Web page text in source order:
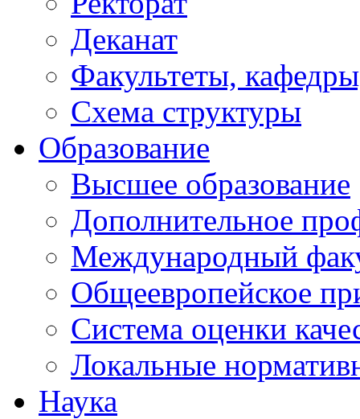
Деканат
Факультеты,
Схема структуры
Образование
Высшее образование
Дополнительное
Международный
Общеевропейское
Система оценки
Локальные
Наука